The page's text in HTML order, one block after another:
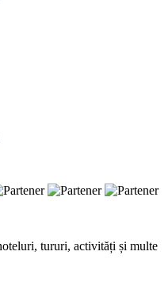
tururi, activități și multe